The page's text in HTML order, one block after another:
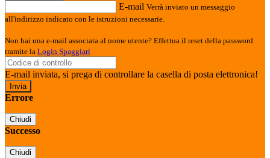
E-mail Verrà inviato un messaggio
all'indirizzo indicato con le istruzioni necessarie.
Non hai una e-mail associata al nome utente? Effettua il reset della password
tramite la Login Spaggiari
E-mail inviata, si prega di controllare la casella di posta elettronica!
Errore
Chiudi
Successo
Chiudi